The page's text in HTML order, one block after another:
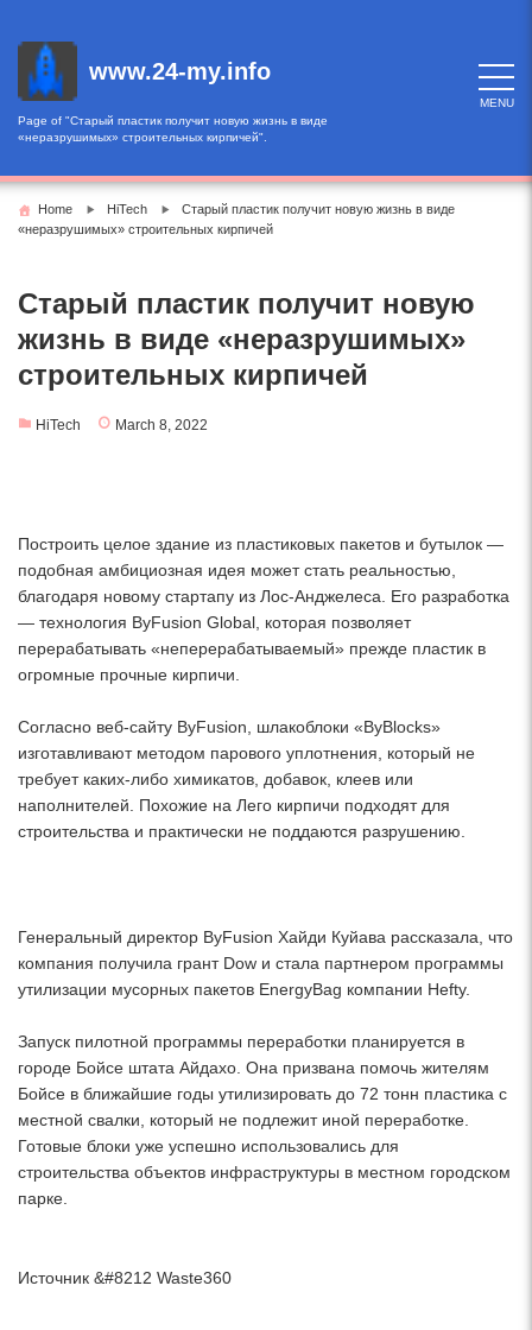
content
www.24-my.info
Page of "Старый пластик получит новую жизнь в виде
«неразрушимых» строительных кирпичей".
MENU
Home HiTech
Старый пластик получит новую жизнь в виде
«неразрушимых» строительных кирпичей
Старый пластик получит новую
жизнь в виде «неразрушимых»
строительных кирпичей
HiTech March 8, 2022
Построить целое здание из пластиковых пакетов и бутылок —
подобная амбициозная идея может стать реальностью,
благодаря новому стартапу из Лос-Анджелеса. Его разработка
— технология ByFusion Global, которая позволяет
перерабатывать «неперерабатываемый» прежде пластик в
огромные прочные кирпичи.
Согласно веб-сайту ByFusion, шлакоблоки «ByBlocks»
изготавливают методом парового уплотнения, который не
требует каких-либо химикатов, добавок, клеев или
наполнителей. Похожие на Лего кирпичи подходят для
строительства и практически не поддаются разрушению.
Генеральный директор ByFusion Хайди Куйава рассказала, что
компания получила грант Dow и стала партнером программы
утилизации мусорных пакетов EnergyBag компании Hefty.
Запуск пилотной программы переработки планируется в
городе Бойсе штата Айдахо. Она призвана помочь жителям
Бойсе в ближайшие годы утилизировать до 72 тонн пластика с
местной свалки, который не подлежит иной переработке.
Готовые блоки уже успешно использовались для
строительства объектов инфраструктуры в местном городском
парке.
Источник &#8212 Waste360